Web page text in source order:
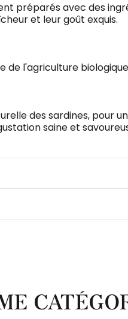
préparés avec des
et leur goût exquis.
de l'agriculture
des sardines, pour
saine et